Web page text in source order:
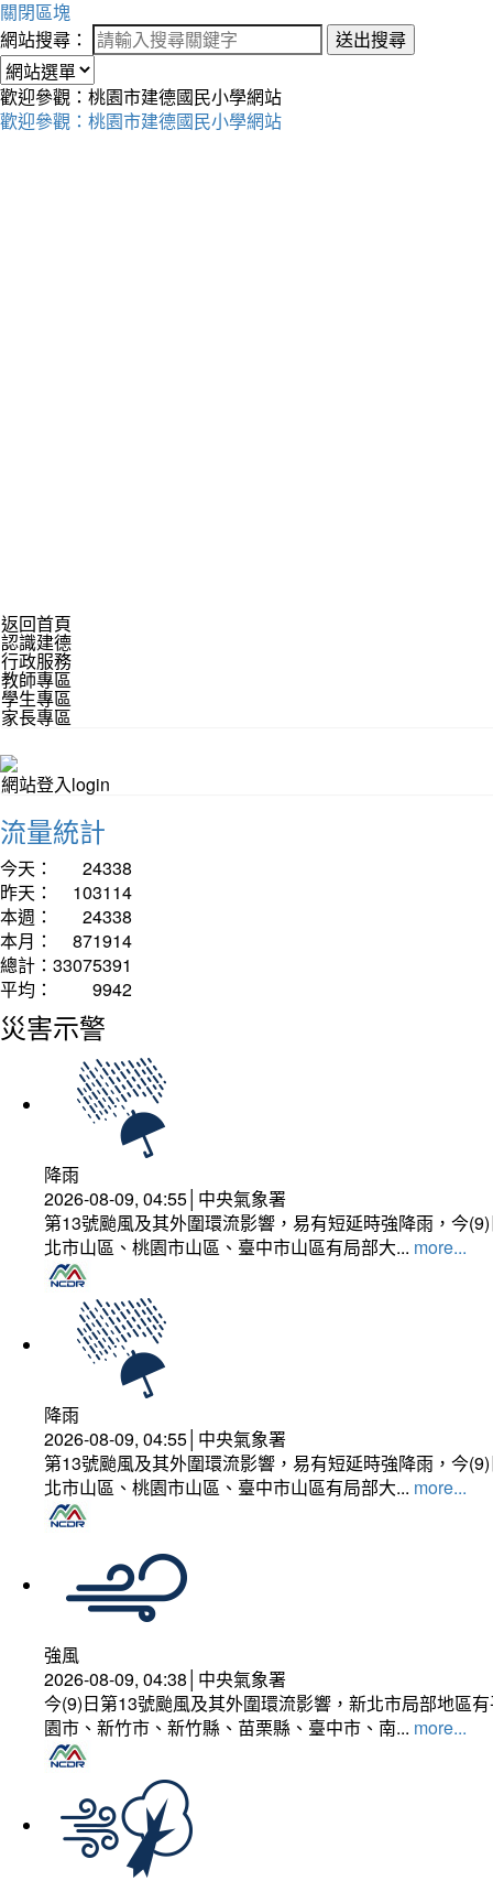
關閉區塊
網站搜尋：
送出搜尋
歡迎參觀：桃園市建德國民小學網站
歡迎參觀：桃園市建德國民小學網站
返回首頁
認識建德
行政服務
教師專區
學生專區
家長專區
網站登入login
流量統計
今天：
24338
昨天：
103114
本週：
24338
本月：
871914
總計： 33075391
平均：
9942
災害示警
降雨
2026-08-09, 04:55│中央氣象署
第13號颱風及其外圍環流影響，易有短延時強降雨，今
北市山區、桃園市山區、臺中市山區有局部大... more...
降雨
2026-08-09, 04:55│中央氣象署
第13號颱風及其外圍環流影響，易有短延時強降雨，今
北市山區、桃園市山區、臺中市山區有局部大... more...
強風
2026-08-09, 04:38│中央氣象署
今(9)日第13號颱風及其外圍環流影響，新北市局部地區
園市、新竹市、新竹縣、苗栗縣、臺中市、南... more...